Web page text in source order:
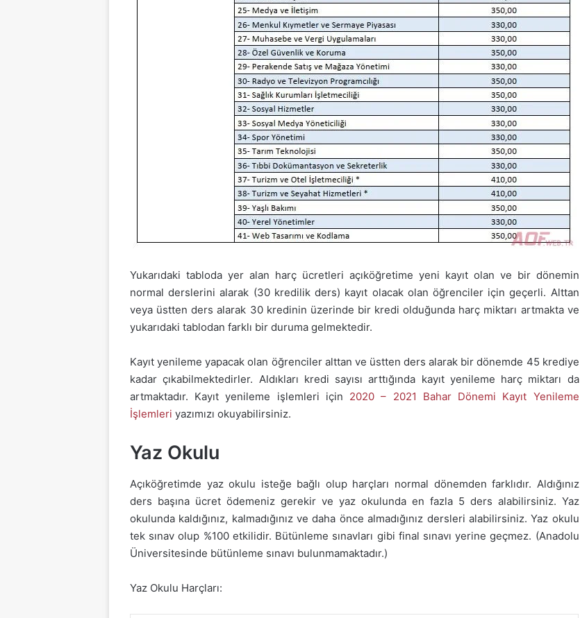
Yukarıdaki tabloda yer alan harç ücretleri açıköğretime yeni kayıt olan ve bir dönemin
normal derslerini alarak (30 kredilik ders) kayıt olacak olan öğrenciler için geçerli. Alttan
veya üstten ders alarak 30 kredinin üzerinde bir kredi olduğunda harç miktarı artmakta ve
yukarıdaki tablodan farklı bir duruma gelmektedir.
Kayıt yenileme yapacak olan öğrenciler alttan ve üstten ders alarak bir dönemde 45 krediye
kadar çıkabilmektedirler. Aldıkları kredi sayısı arttığında kayıt yenileme harç miktarı da
artmaktadır. Kayıt yenileme işlemleri için 2020 – 2021 Bahar Dönemi Kayıt Yenileme
İşlemleri yazımızı okuyabilirsiniz.
Yaz Okulu
Açıköğretimde yaz okulu isteğe bağlı olup harçları normal dönemden farklıdır. Aldığınız
ders başına ücret ödemeniz gerekir ve yaz okulunda en fazla 5 ders alabilirsiniz. Yaz
okulunda kaldığınız, kalmadığınız ve daha önce almadığınız dersleri alabilirsiniz. Yaz okulu
tek sınav olup %100 etkilidir. Bütünleme sınavları gibi final sınavı yerine geçmez. (Anadolu
Üniversitesinde bütünleme sınavı bulunmamaktadır.)
Yaz Okulu Harçları: